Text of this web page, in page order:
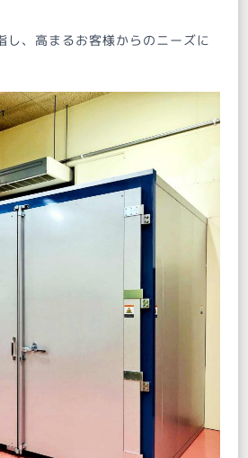
し、高まるお客様からのニーズに